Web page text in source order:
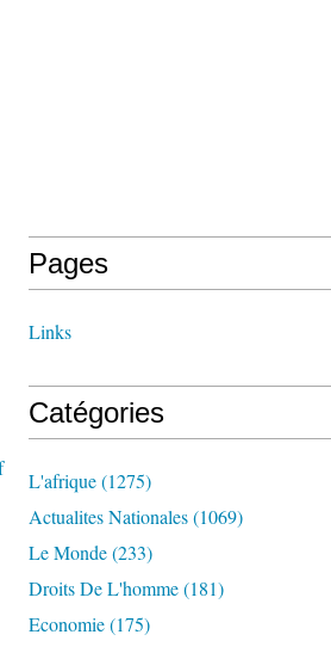
Pages
Links
Catégories
L'afrique(1275)
Actualites Nationales(1069)
Le Monde(233)
Droits De L'homme(181)
Economie(175)